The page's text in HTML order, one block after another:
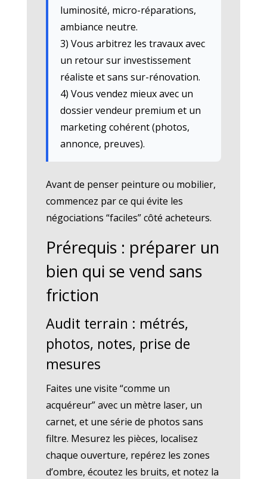
luminosité, micro-réparations,
ambiance neutre.
3) Vous arbitrez les travaux avec
un retour sur investissement
réaliste et sans sur-rénovation.
4) Vous vendez mieux avec un
dossier vendeur premium et un
marketing cohérent (photos,
annonce, preuves).
Avant de penser peinture ou mobilier,
commencez par ce qui évite les
négociations “faciles” côté acheteurs.
Prérequis : préparer un
bien qui se vend sans
friction
Audit terrain : métrés,
photos, notes, prise de
mesures
Faites une visite “comme un
acquéreur” avec un mètre laser, un
carnet, et une série de photos sans
filtre. Mesurez les pièces, localisez
chaque ouverture, repérez les zones
d’ombre, écoutez les bruits, et notez la